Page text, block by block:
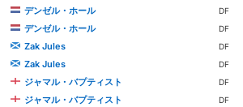
デンゼル・ホール
DF
デンゼル・ホール
DF
Zak Jules
DF
Zak Jules
DF
ジャマル・バプティスト
DF
ジャマル・バプティスト
DF